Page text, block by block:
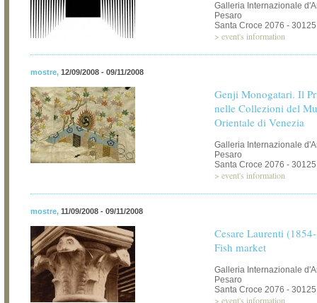
Galleria Internazionale
Pesaro
Santa Croce 2076 -
> event's information
mostre, 12/09/2008 - 09/11/2008
Genji Monogatari. Il
nelle Collezioni del
Orientale di Venezia
Galleria Internazionale
Pesaro
Santa Croce 2076 -
> event's information
mostre, 11/09/2008 - 09/11/2008
Cesare Laurenti
Fish market
Galleria Internazionale
Pesaro
Santa Croce 2076 -
> event's information